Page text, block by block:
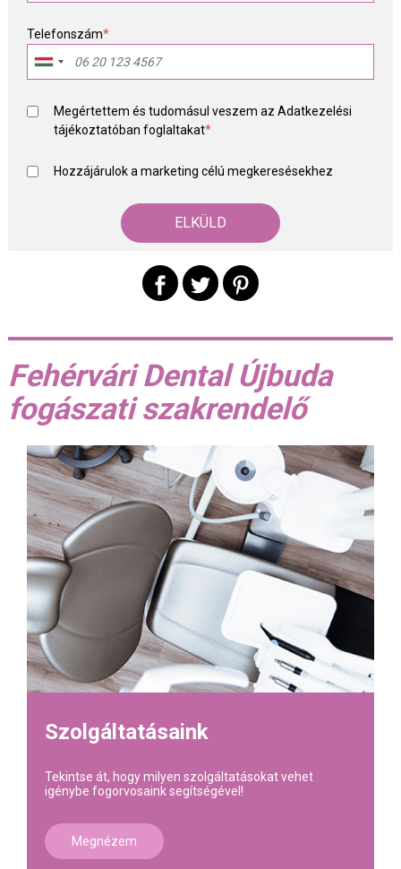
Telefonszám*
Megértettem és tudomásul veszem azAdatkezelési
tájékoztatóban foglaltakat*
Hozzájárulok a marketing célú megkeresésekhez
Fehérvári Dental Újbuda
fogászati szakrendelő
Szolgáltatásaink
Tekintse át, hogy milyen szolgáltatásokat vehet
igénybe fogorvosaink segítségével!
Megnézem